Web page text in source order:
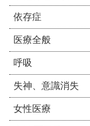
依存症
医療全般
呼吸
失神、意識消失
女性医療